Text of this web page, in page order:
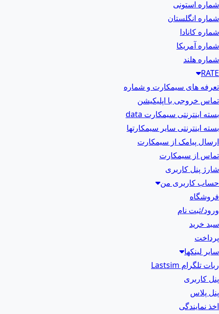
شماره استونی
شماره انگلستان
شماره کانادا
شماره آمریکا
شماره هلند
RATE
تعرفه های سیمکارت و شماره
تماس خروجی با اپلیکیشن
بسته اینترنتی سیمکارت data
بسته اینترنتی سایر سیمکارتها
ارسال پیامک از سیمکارت
تماس از سیمکارت
شارژ پنل کاربری
حساب کاربری من
فروشگاه
ورود/ثبت نام
سبد خرید
پرداخت
سایر لینکها
ربات تلگرام Lastsim
پنل کاربری
پنل پلاس
اخذ نمایندگی